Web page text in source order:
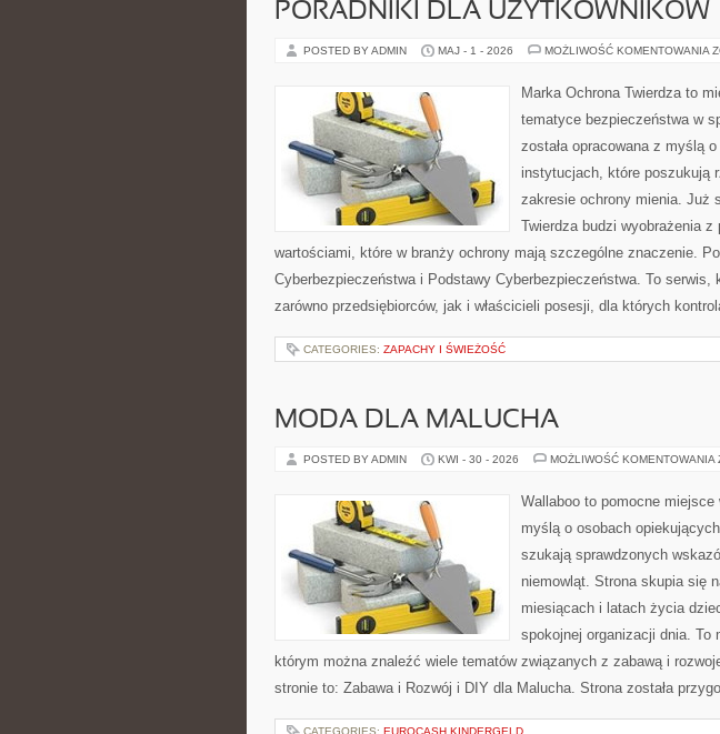
PORADNIKI DLA UŻYTKOWNIKÓW
POSTED BY ADMIN MAJ - 1 - 2026 MOŻLIWOŚĆ KOMENTOWANIA
Marka Ochrona Twierdza to
tematyce bezpieczeństwa w
została opracowana z myślą
instytucjach, które poszukują
zakresie ochrony mienia. Już
Twierdza budzi wyobrażenia z
wartościami, które w branży ochrony mają szczególne znaczenie.
Cyberbezpieczeństwa i Podstawy Cyberbezpieczeństwa. To serwis,
zarówno przedsiębiorców, jak i właścicieli posesji, dla których
CATEGORIES: ZAPACHY I ŚWIEŻOŚĆ
MODA DLA MALUCHA
POSTED BY ADMIN KWI - 30 - 2026 MOŻLIWOŚĆ KOMENTOWANIA
Wallaboo to pomocne
myślą o osobach
szukają sprawdzonych
niemowląt. Strona skupia się
miesiącach i latach życia
spokojnej organizacji dnia. To
którym można znaleźć wiele tematów związanych z zabawą i
stronie to: Zabawa i Rozwój i DIY dla Malucha. Strona została
CATEGORIES: EUROCASH KINDERGELD